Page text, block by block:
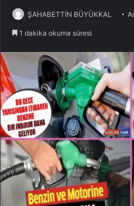
ŞAHABETTİN BÜYÜKKAL
1 dakika okuma süresi